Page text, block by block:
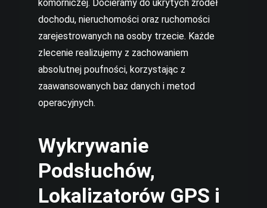
komorniczej. Docieramy do ukrytych źródeł
dochodu, nieruchomości oraz ruchomości
zarejestrowanych na osoby trzecie. Każde
zlecenie realizujemy z zachowaniem
absolutnej poufności, korzystając z
zaawansowanych baz danych i metod
operacyjnych.
Wykrywanie
Podsłuchów,
Lokalizatorów GPS i